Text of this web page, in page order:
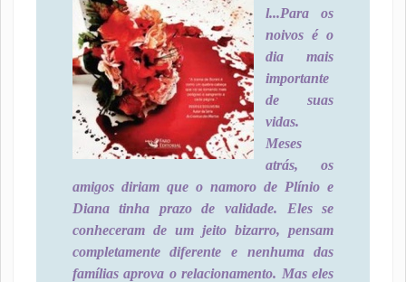
l...Para os
noivos é o
dia mais
importante
de suas
vidas.
Meses
atrás, os
amigos diriam que o namoro de Plínio e
Diana tinha prazo de validade. Eles se
conheceram de um jeito bizarro, pensam
completamente diferente e nenhuma das
famílias aprova o relacionamento. Mas eles